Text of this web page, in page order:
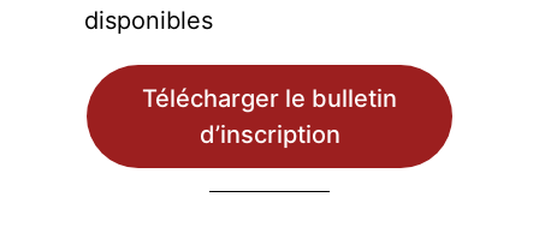
disponibles
Télécharger le bulletin
d’inscription